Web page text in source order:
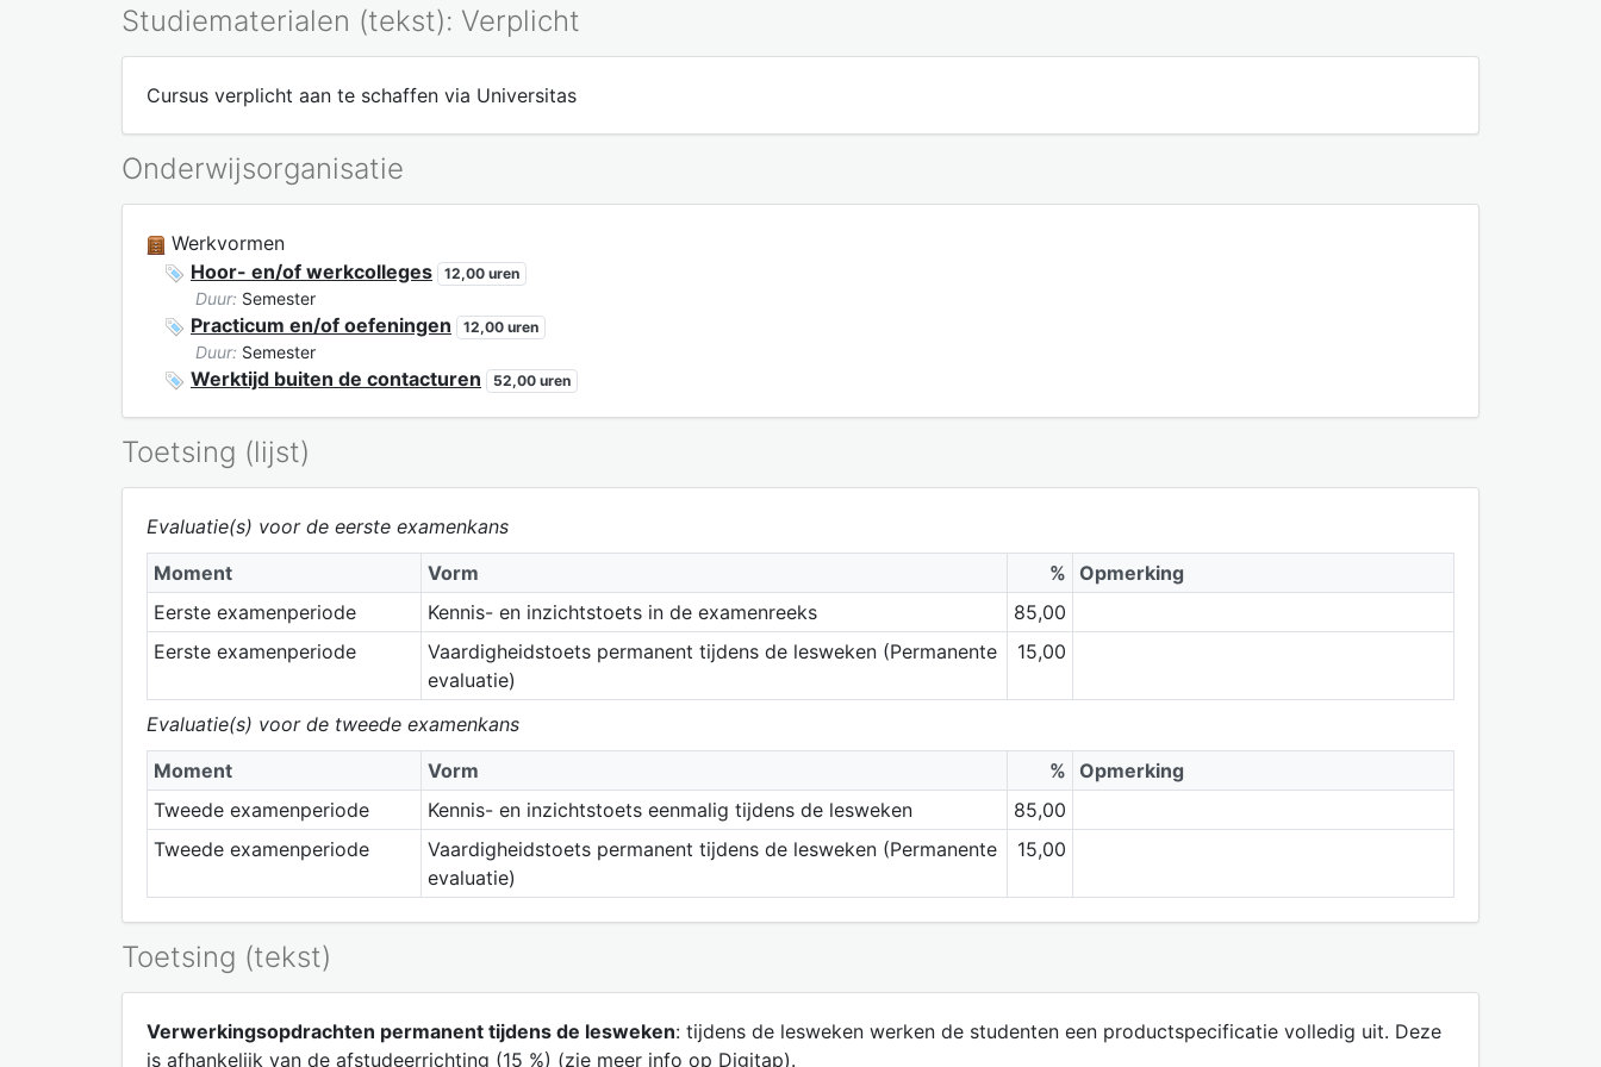
Studiematerialen (tekst): Verplicht
Cursus verplicht aan te schaffen via Universitas
Onderwijsorganisatie
Werkvormen
Hoor- en/of werkcolleges
12,00 uren
Duur: Semester
Practicum en/of oefeningen 12,00 uren
Duur: Semester
Werktijd buiten de contacturen 52,00 uren
Toetsing (lijst)
Evaluatie(s) voor de eerste examenkans
Moment
Vorm % Opmerking
Eerste examenperiode
Kennis- en inzichtstoets in de examenreeks
85,00
Eerste examenperiode
Vaardigheidstoets permanent tijdens de lesweken (Permanente
evaluatie)
15,00
Evaluatie(s) voor de tweede examenkans
Moment
Vorm % Opmerking
Tweede examenperiode
Kennis- en inzichtstoets eenmalig tijdens de lesweken
85,00
Tweede examenperiode
Vaardigheidstoets permanent tijdens de lesweken (Permanente
evaluatie)
15,00
Toetsing (tekst)
Verwerkingsopdrachten permanent tijdens de lesweken: tijdens de lesweken werken de studenten een productspecificatie volledig uit. Deze
is afhankelijk van de afstudeerrichting (15 %) (zie meer info op Digitap).